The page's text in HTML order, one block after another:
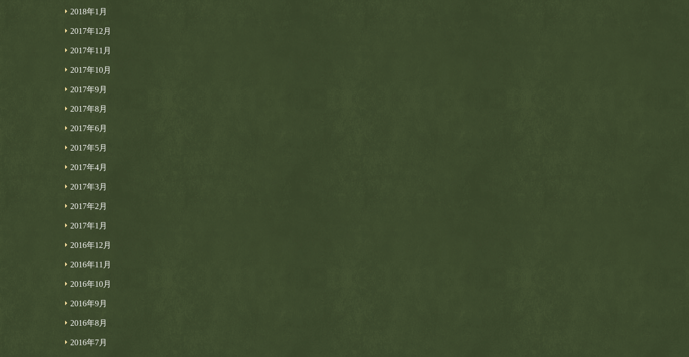
2018年1月
2017年12月
2017年11月
2017年10月
2017年9月
2017年8月
2017年6月
2017年5月
2017年4月
2017年3月
2017年2月
2017年1月
2016年12月
2016年11月
2016年10月
2016年9月
2016年8月
2016年7月